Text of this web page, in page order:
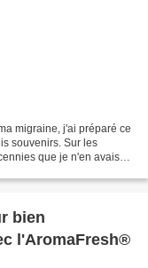
migraine, j'ai préparé ce
souvenirs. Sur les
que je n'en avais
bien
l'AromaFresh®